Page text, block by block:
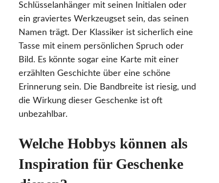
Schlüsselanhänger mit seinen Initialen oder
ein graviertes Werkzeugset sein, das seinen
Namen trägt. Der Klassiker ist sicherlich eine
Tasse mit einem persönlichen Spruch oder
Bild. Es könnte sogar eine Karte mit einer
erzählten Geschichte über eine schöne
Erinnerung sein. Die Bandbreite ist riesig, und
die Wirkung dieser Geschenke ist oft
unbezahlbar.
Welche Hobbys können als
Inspiration für Geschenke